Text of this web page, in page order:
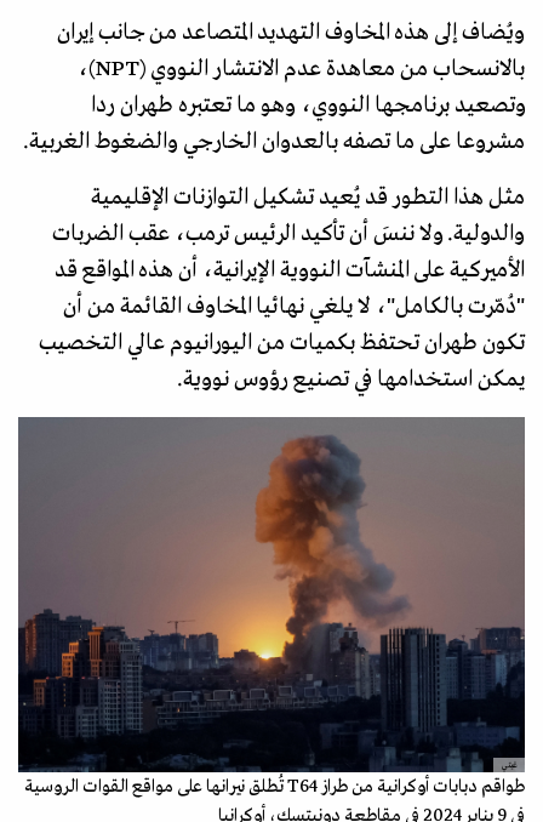
ويُضاف إلى هذه المخاوف التهديد المتصاعد من جانب إيران
بالانسحاب من معاهدة عدم الانتشار النووي (NPT)،
وتصعيد برنامجها النووي، وهو ما تعتبره طهران ردا
مشروعا على ما تصفه بالعدوان الخارجي والضغوط الغربية.
مثل هذا التطور قد يُعيد تشكيل التوازنات الإقليمية
والدولية. ولا ننسَ أن تأكيد الرئيس ترمب، عقب الضربات
الأميركية على المنشآت النووية الإيرانية، أن هذه المواقع قد
"دُمّرت بالكامل"، لا يلغي نهائيا المخاوف القائمة من أن
تكون طهران تحتفظ بكميات من اليورانيوم عالي التخصيب
يمكن استخدامها في تصنيع رؤوس نووية.
غيتي
طواقم دبابات أوكرانية من طراز T64 تُطلق نيرانها على مواقع القوات الروسية
في 9 يناير 2024 في مقاطعة دونيتسك، أوكرانيا